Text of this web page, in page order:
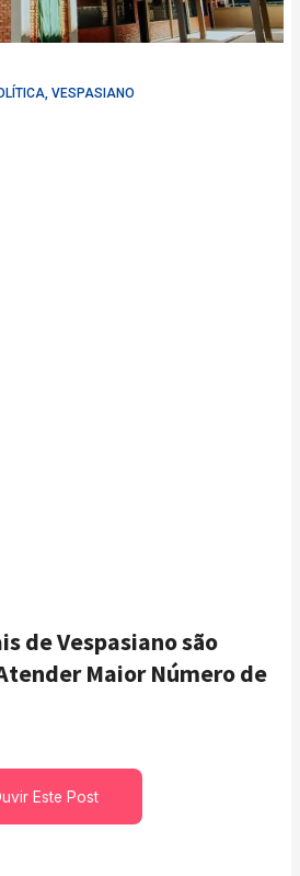
, VESPASIANO
de Vespasiano são
Maior Número de
Este Post